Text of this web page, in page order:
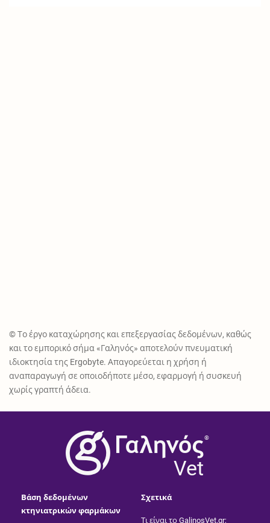
© Το έργο καταχώρησης και επεξεργασίας δεδομένων, καθώς
και το εμπορικό σήμα «Γαληνός» αποτελούν πνευματική
ιδιοκτησία της Ergobyte. Απαγορεύεται η χρήση ή
αναπαραγωγή σε οποιοδήποτε μέσο, εφαρμογή ή συσκευή
χωρίς γραπτή άδεια.
®
Vet
Βάση δεδομένων
κτηνιατρικών φαρμάκων
Σχετικά
Τι είναι το GalinosVet.gr;